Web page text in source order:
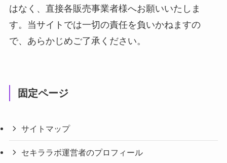
はなく、直接各販売事業者様へお願いいたしま
す。当サイトでは一切の責任を負いかねますの
で、あらかじめご了承ください。
固定ページ
サイトマップ
セキララボ運営者のプロフィール